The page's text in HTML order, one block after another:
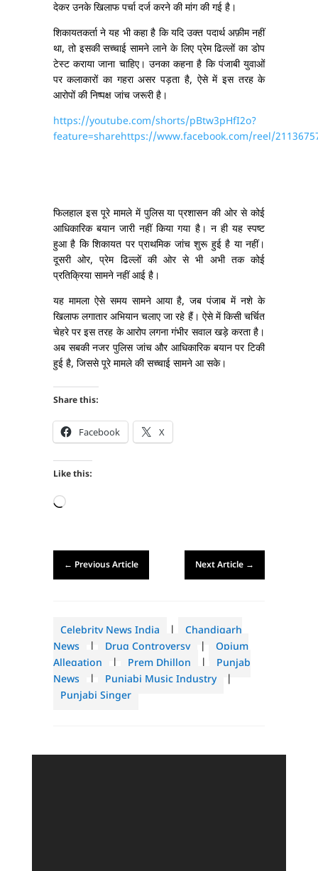
देकर उनके खिलाफ पर्चा दर्ज करने की मांग की गई है।
शिकायतकर्ता ने यह भी कहा है कि यदि उक्त पदार्थ अफ़ीम नहीं
था, तो इसकी सच्चाई सामने लाने के लिए प्रेम ढिल्लों का डोप
टेस्ट कराया जाना चाहिए। उनका कहना है कि पंजाबी युवाओं
पर कलाकारों का गहरा असर पड़ता है, ऐसे में इस तरह के
आरोपों की निष्पक्ष जांच जरूरी है।
https://youtube.com/shorts/pBtw3pHfI2o?
feature=sharehttps://www.facebook.com/reel/
फिलहाल इस पूरे मामले में पुलिस या प्रशासन की ओर से कोई
आधिकारिक बयान जारी नहीं किया गया है। न ही यह स्पष्ट
हुआ है कि शिकायत पर प्राथमिक जांच शुरू हुई है या नहीं।
दूसरी ओर, प्रेम ढिल्लों की ओर से भी अभी तक कोई
प्रतिक्रिया सामने नहीं आई है।
यह मामला ऐसे समय सामने आया है, जब पंजाब में नशे के
खिलाफ लगातार अभियान चलाए जा रहे हैं। ऐसे में किसी चर्चित
चेहरे पर इस तरह के आरोप लगना गंभीर सवाल खड़े करता है।
अब सबकी नजर पुलिस जांच और आधिकारिक बयान पर टिकी
हुई है, जिससे पूरे मामले की सच्चाई सामने आ सके।
Share this:
Facebook X
Like this:
Loading…
← Previous Article Next Article →
Celebrity News India |
Chandigarh
News
| Drug Controversy
Opium
Allegation
| Prem Dhillon |
Punjab
News
| Punjabi Music Industry
Punjabi Singer